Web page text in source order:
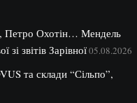
Петро Охотін… Мендель
звітів Зарівної05.08.2026
та склади “Сільпо”,